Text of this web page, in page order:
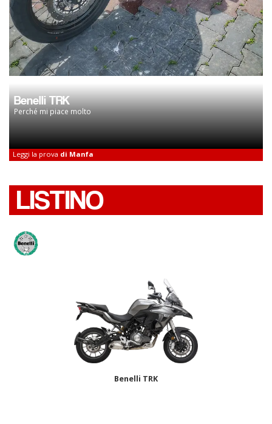
Benelli TRK
Perché mi piace molto
Leggi la prova di Manfa
LISTINO
Benelli TRK